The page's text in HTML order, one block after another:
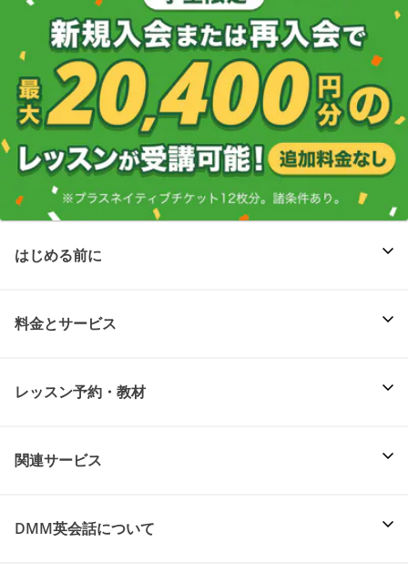
はじめる前に
料金とサービス
レッスン予約・教材
関連サービス
DMM英会話について